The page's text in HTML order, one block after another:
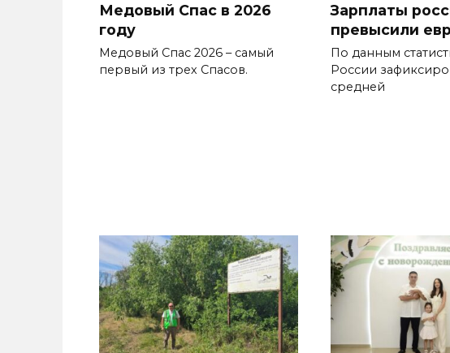
Медовый Спас в 2026
году
Медовый Спас 2026 – самый
первый из трех Спасов.
Зарплаты
превысили
По данным
России
средней